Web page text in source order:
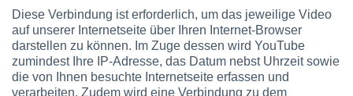
Diese Verbindung ist erforderlich, um das jeweilige Video
auf unserer Internetseite über Ihren Internet-Browser
darstellen zu können. Im Zuge dessen wird YouTube
zumindest Ihre IP-Adresse, das Datum nebst Uhrzeit sowie
die von Ihnen besuchte Internetseite erfassen und
verarbeiten. Zudem wird eine Verbindung zu dem